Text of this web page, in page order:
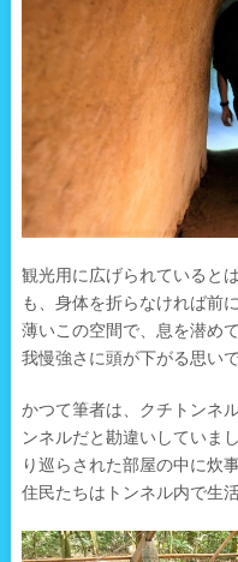
観光用に広げられていると
も、身体を折らなければ前
薄いこの空間で、息を潜め
我慢強さに頭が下がる思いで
かつて筆者は、クチトンネ
ンネルだと勘違いしていま
り巡らされた部屋の中に炊
住民たちはトンネル内で生